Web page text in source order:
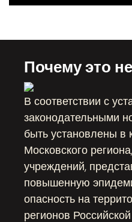
Почему это
В соответствии с
законодательными
быть установлены в
Московского
учреждений,
повышенную
опасность на
регионов